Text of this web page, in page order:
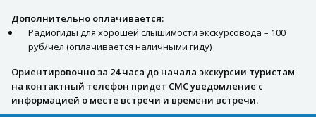
Дополнительно оплачивается:
Радиогиды для хорошей слышимости экскурсовода – 100
руб/чел (оплачивается наличными гиду)
Ориентировочно за 24 часа до начала экскурсии туристам
на контактный телефон придет СМС уведомление с
информацией о месте встречи и времени встречи.